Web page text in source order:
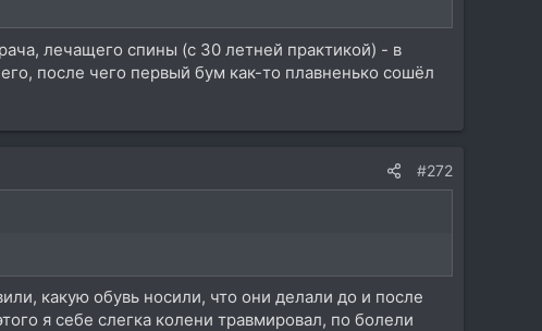
лечащего спины (с 30 летней практикой) - в
после чего первый бум как-то плавненько сошёл
#272
какую обувь носили, что они делали до и после
я себе слегка колени травмировал, по болели